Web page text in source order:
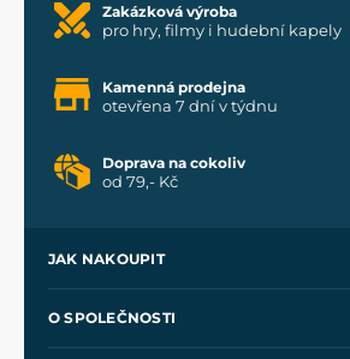
Zakázková výroba
pro hry, filmy i hudební kapely
Kamenná prodejna
otevřena 7 dní v týdnu
Doprava na cokoliv
od 79,- Kč
JAK NAKOUPIT
O SPOLEČNOSTI